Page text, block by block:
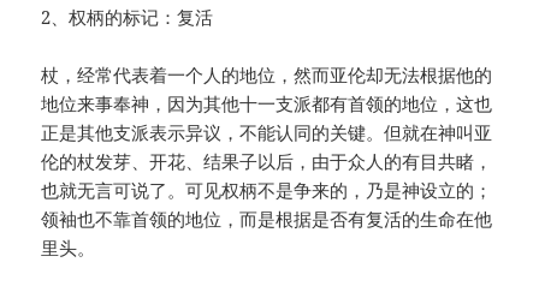
2、权柄的标记：复活
杖，经常代表着一个人的地位，然而亚伦却无法根据他的
地位来事奉神，因为其他十一支派都有首领的地位，这也
正是其他支派表示异议，不能认同的关键。但就在神叫亚
伦的杖发芽、开花、结果子以后，由于众人的有目共睹，
也就无言可说了。可见权柄不是争来的，乃是神设立的；
领袖也不靠首领的地位，而是根据是否有复活的生命在他
里头。